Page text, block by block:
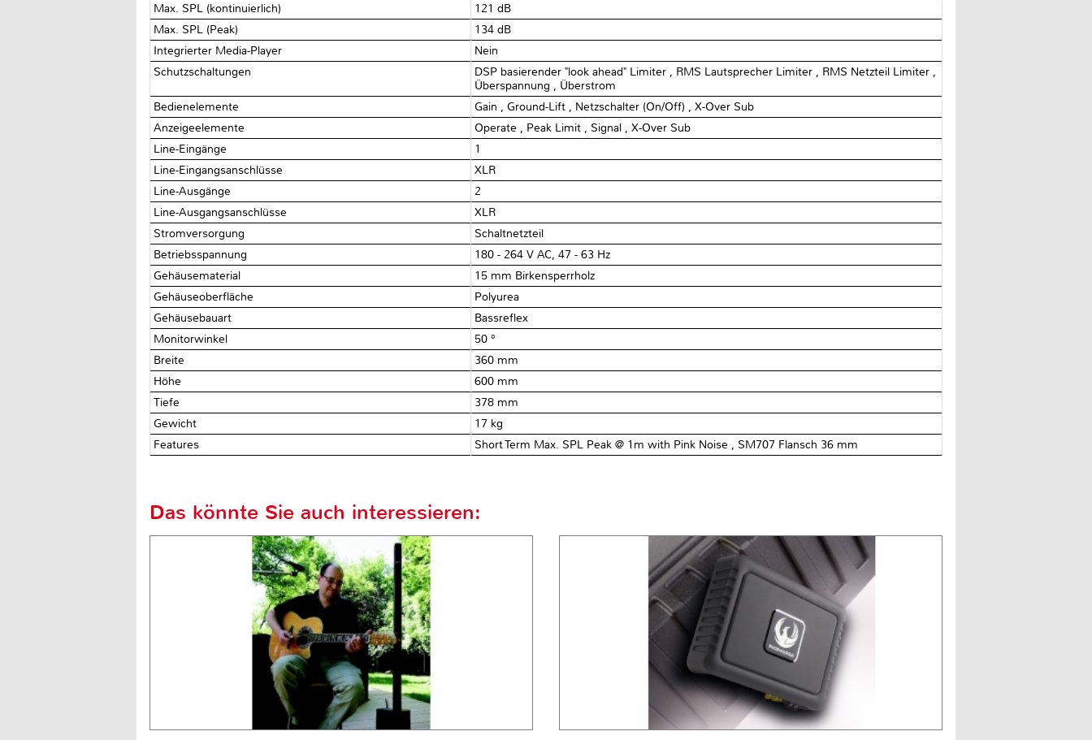
Max. SPL (kontinuierlich)
121 dB
Max. SPL (Peak)
134 dB
Integrierter Media-Player
Nein
Schutzschaltungen
DSP basierender "look ahead" Limiter , RMS Lautsprecher Limiter , RMS Netzteil Limiter ,
Überspannung , Überstrom
Bedienelemente
Gain , Ground-Lift , Netzschalter (On/Off) , X-Over Sub
Anzeigeelemente
Operate , Peak Limit , Signal , X-Over Sub
Line-Eingänge
1
Line-Eingangsanschlüsse
XLR
Line-Ausgänge
2
Line-Ausgangsanschlüsse
XLR
Stromversorgung
Schaltnetzteil
Betriebsspannung
180 - 264 V AC, 47 - 63 Hz
Gehäusematerial
15 mm Birkensperrholz
Gehäuseoberfläche
Polyurea
Gehäusebauart
Bassreflex
Monitorwinkel
50 °
Breite
360 mm
Höhe
600 mm
Tiefe
378 mm
Gewicht
17 kg
Features
Short Term Max. SPL Peak @ 1m with Pink Noise , SM707 Flansch 36 mm
Das könnte Sie auch interessieren: